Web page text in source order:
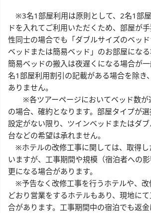
※3名1部屋利用は原則として、2名1部
ドを入れてご利用いただくため、部屋が
性同士の場合でも「ダブルサイズのベッ
ベッドまたは簡易ベッド」のお部屋になる
簡易ベッドの搬入は夜遅くになる場合が
名1部屋利用割引の記載がある場合を除き
ありません。
※各ツアーページにおいてベッド数が
の場合、確約となります。部屋タイプが
設定がない限り、ツインベッドまたはダ
台などの希望は承れません。
※ホテルの改修工事に関しては、取得し
いますが、工事期間や規模（宿泊者への
更になる場合があります。
※予告なく改修工事を行うホテルや、改
どおり営業をするホテルもあり、現地に
合があります。工事期間中の宿泊でも返金